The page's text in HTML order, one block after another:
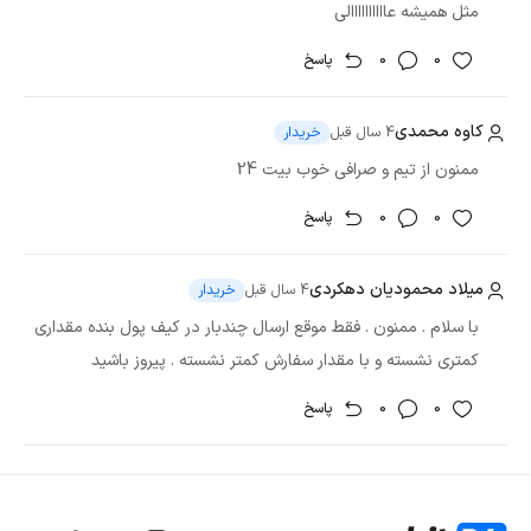
پس از این اتفاق، تیم پروژه دیِم به رهبری شیخ و چینگ که تصمیم
ترتیب، در اکتبر 2022 اپتوس کار خود را به پشتوانه اعضای سابق پروژه
سریع، امن و مقیاس‌پذیر در اختیار کاربران رمزارزها قرار دهند.
مثل همیشه عاااااااااالی
0
0 پاسخ
کاوه محمدی4 سال قبل خریدار
ممنون از تیم و صرافی خوب بیت 24
0
0 پاسخ
میلاد محمودیان دهکردی4 سال قبل خریدار
با سلام . ممنون . فقط موقع ارسال چندبار در کیف پول بنده مقداری
کمتری نشسته و با مقدار سفارش کمتر نشسته . پیروز باشید
0
0 پاسخ